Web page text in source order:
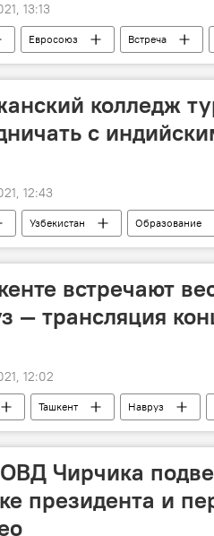
13:13
Евросоюз Встреча
колледж
с
12:43
Узбекистан Образование
встречают
— трансляция
12:02
Ташкент Навруз
Чирчика
президента и